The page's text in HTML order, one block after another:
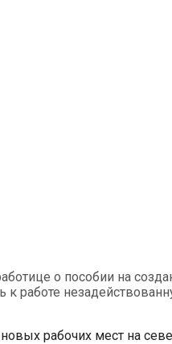
о пособии на
работе
рабочих мест на